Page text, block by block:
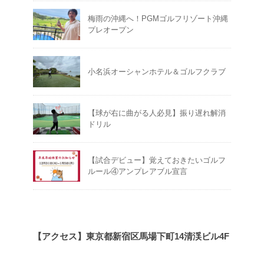
梅雨の沖縄へ！PGMゴルフリゾート沖縄
プレオープン
小名浜オーシャンホテル＆ゴルフクラブ
【球が右に曲がる人必見】振り遅れ解消
ドリル
【試合デビュー】覚えておきたいゴルフ
ルール④アンプレアブル宣言
【アクセス】東京都新宿区馬場下町14清渓ビル4F